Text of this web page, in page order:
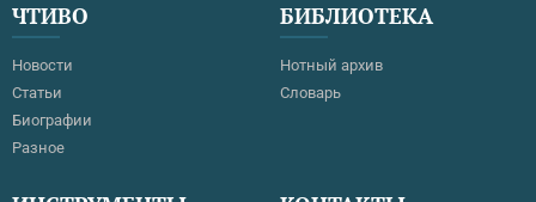
ЧТИВО
Новости
Статьи
Биографии
Разное
БИБЛИОТЕКА
Нотный архив
Словарь